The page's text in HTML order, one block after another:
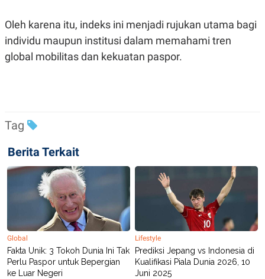
C
T
A
K
I
E
N
RT
I
G
I
A
.
I
D
Oleh karena itu, indeks ini menjadi rujukan utama bagi
individu maupun institusi dalam memahami tren
global mobilitas dan kekuatan paspor.
Tag
Berita Terkait
Global
Fakta Unik: 3 Tokoh Dunia Ini Tak
Perlu Paspor untuk Bepergian
ke Luar Negeri
Lifestyle
Prediksi Jepang vs Indonesia di
Kualifikasi Piala Dunia 2026, 10
Juni 2025